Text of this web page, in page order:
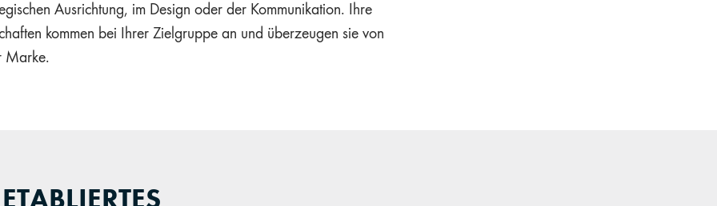
Ausrichtung, im Design oder der Kommunikation. Ihre
kommen bei Ihrer Zielgruppe an und überzeugen sie von
Marke.